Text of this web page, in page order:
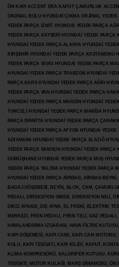
ÖN KAPI ACCENT ERA KAPUT ÇAMURLUK
ORJİNAL BOLU HYUNDAİ ÇIKMA ORJİNAL YEDEK
YEDEK PARÇA İZMİT HYUNDAİ YEDEK PARÇA
YEDEK PARÇA KAYSERİ HYUNDAİ YEDEK PARÇA
HYUNDAİ YEDEK PARÇA ALANYA HYUNDAİ
KIRŞEHİR HYUNDAİ YEDEK PARÇA KASTAMONU
YEDEK PARÇA SİVAS HYUNDAİ YEDEK PARÇA
HYUNDAİ YEDEK PARÇA TRABZON HYUNDAİ
PARÇA KARS HYUNDAİ YEDEK PARÇA AĞRI
YEDEK PARÇA VAN HYUNDAİ YEDEK PARÇA
HYUNDAİ YEDEK PARÇA MARDİN HYUNDAİ
TUNCELİ HYUNDAİ YEDEK PARÇA MANİSA
PARÇA ISPARTA HYUNDAİ YEDEK PARÇA
HYUNDAİ YEDEK PARÇA AFYON HYUNDAİ
ADIYAMAN HYUNDAİ YEDEK PARÇA ELAZIĞ
YEDEK PARÇA SAMSUN HYUNDAİ YEDEK PARÇA
GÜMÜŞHANE HYUNDAİ YEDEK PARÇA MUŞ
YEDEK PARÇA YALOVA HYUNDAİ YEDEK PARÇA
HYUNDAİ YEDEK PARÇA AİRBAG, AİRBAG
BAGAJ DÖŞEMESİ, BEYİN, BLOK, CAM,
PEDALI, DİREKSİYON SİMİDİ, DİREKSİYON MİLİ,
DİKİZ AYNASI, DIŞ AYNA, EL FRENİ, ELEKTRİK
MERKEZİ, FREN PEDALI, FREN TELİ, GAZ PEDALI,
HAVALANDIRMA IZGARASI, HAVA FİLTRE
KAPI DÖŞEMESİ, KAPI CAMI, KAPI CAM
KOLU, KAPI TESİSATI, KAPI KİLİDİ, KAPUT,
KLİMA KOMPRESÖRÜ, KALORİFER KUTUSU,
TESİSATI, MOTOR KULAĞI, MARŞ DİNAMOSU, ÖN